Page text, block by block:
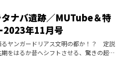
ナバ遺跡／MUTube＆特
年11月号
るヤンガードリアス文明の都か！？ 定説
をはるか昔へシフトさせる、驚きの超古